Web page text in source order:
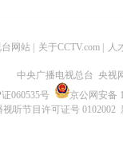
网站 关于CCTV.com 人
中央广播电视总台 央视
060535号
京公网安备
视听节目许可证号 0102002